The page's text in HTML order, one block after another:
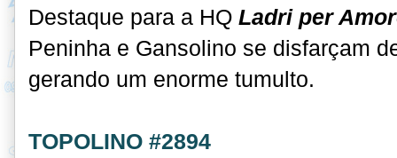
Destaque para a HQ Ladri per
Peninha e Gansolino se disfarçam
gerando um enorme tumulto.
TOPOLINO #2894